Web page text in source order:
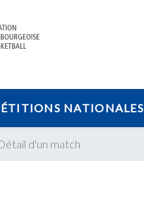
NATIONALES
d'un match